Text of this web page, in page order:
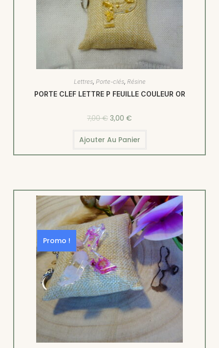
Lettres, Porte-clés, Résine
PORTE CLEF LETTRE P FEUILLE COULEUR OR
7,00€ 3,00 €
Ajouter Au Panier
Promo !